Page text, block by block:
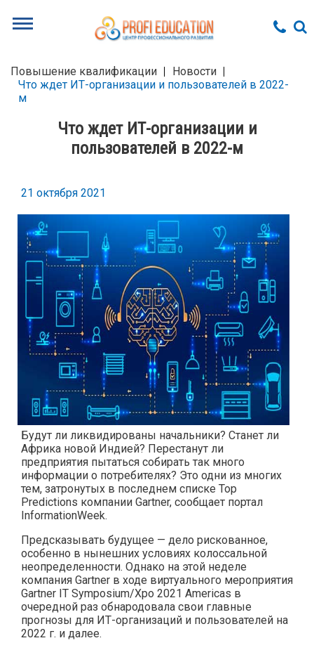
Повышение квалификации
Новости
Что ждет ИТ-организации и пользователей в 2022-
м
Что ждет ИТ-организации и
пользователей в 2022-м
21 октября 2021
Будут ли ликвидированы начальники? Станет ли
Африка новой Индией? Перестанут ли
предприятия пытаться собирать так много
информации о потребителях? Это одни из многих
тем, затронутых в последнем списке Top
Predictions компании Gartner, сообщает портал
InformationWeek.
Предсказывать будущее — дело рискованное,
особенно в нынешних условиях колоссальной
неопределенности. Однако на этой неделе
компания Gartner в ходе виртуального мероприятия
Gartner IT Symposium/Xpo 2021 Americas в
очередной раз обнародовала свои главные
прогнозы для ИТ-организаций и пользователей на
2022 г. и далее.